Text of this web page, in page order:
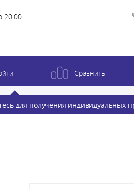
20:00
для получения индивидуальных
Сравнить